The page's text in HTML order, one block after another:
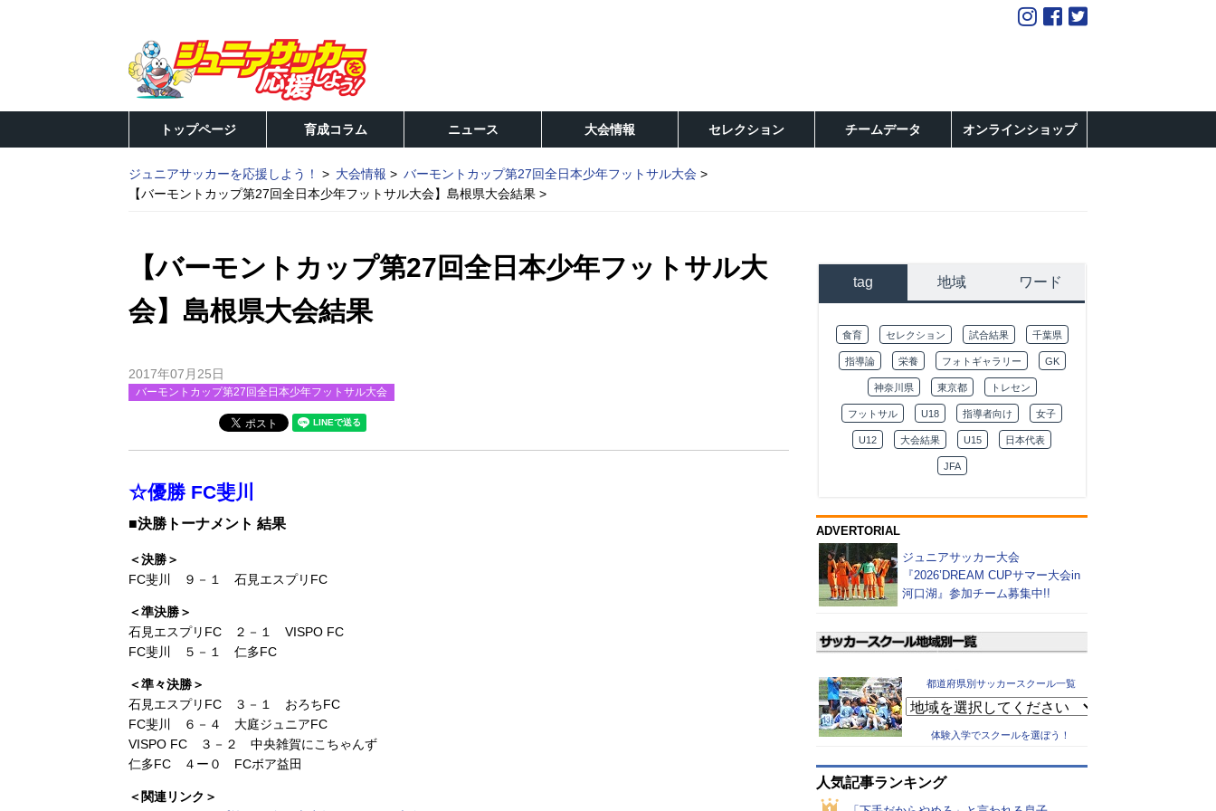
トップページ 育成コラム ニュース 大会情報 セレクション チームデータ オンラインショップ
ジュニアサッカーを応援しよう！ 大会情報
バーモントカップ第27回全日本少年フットサル大会
【バーモントカップ第27回全日本少年フットサル大会】島根県大会結果
【バーモントカップ第27回全日本少年フットサル大
会】島根県大会結果
2017年07月25日
バーモントカップ第27回全日本少年フットサル大会
☆優勝 FC斐川
■決勝トーナメント 結果
＜決勝＞
FC斐川 ９－１ 石見エスプリFC
＜準決勝＞
石見エスプリFC ２－１ VISPO FC
FC斐川 ５－１ 仁多FC
＜準々決勝＞
石見エスプリFC ３－１ おろちFC
FC斐川 ６－４ 大庭ジュニアFC
VISPO FC ３－２ 中央雑賀にこちゃんず
仁多FC ４ー０ FCボア益田
＜関連リンク＞
tag 地域 ワード
食育 セレクション 試合結果 千葉県
指導論 栄養 フォトギャラリー GK
神奈川県 東京都 トレセン
フットサル U18 指導者向け 女子
U12 大会結果 U15 日本代表
JFA
ADVERTORIAL
ジュニアサッカー大会
『2026’DREAM CUPサマー大会in
河口湖』参加チーム募集中!!
都道府県別サッカースクール一覧
体験入学でスクールを選ぼう！
人気記事ランキング